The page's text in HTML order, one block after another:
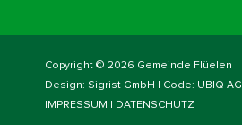
Copyright © 2026 Gemeinde Flüelen
Design: Sigrist GmbH | Code: UBIQ AG
IMPRESSUM
DATENSCHUTZ